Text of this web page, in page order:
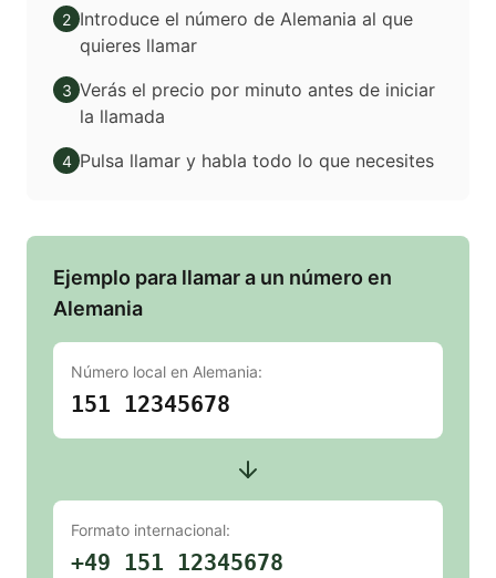
2 Introduce el número de Alemania al que
quieres llamar
3 Verás el precio por minuto antes de iniciar
la llamada
4 Pulsa llamar y habla todo lo que necesites
Ejemplo para llamar a un número en
Alemania
Número local en Alemania:
151 12345678
Formato internacional:
+49 151 12345678